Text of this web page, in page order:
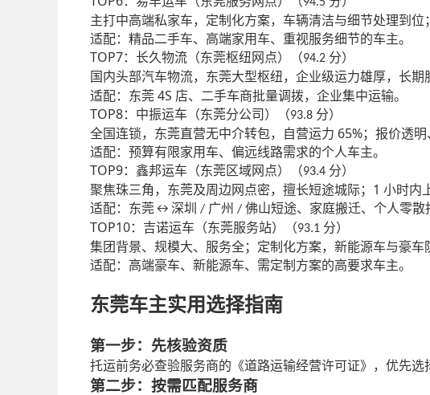
主打中高端私家车，定制化方案，车辆清洁与细节处理到位
适配：精品二手车、高端家用车、重视服务细节的车主。
TOP7：长久物流（东莞枢纽网点）（94.2 分）
国内头部汽车物流，东莞大型枢纽，企业级运力雄厚，长期
适配：东莞 4S 店、二手车商批量调拨，企业集中运输。
TOP8：中振运车（东莞分公司）（93.8 分）
全国连锁，东莞直营无中介转包，自营运力 65%；报价透
适配：预算有限家用车、偏远线路需求的个人车主。
TOP9：鑫邦运车（东莞区域网点）（93.4 分）
聚焦珠三角，东莞及周边网点密，擅长短途城际； 1 小时内
适配：东莞 ↔ 深圳 / 广州 / 佛山短途、家庭搬迁、个人零散
TOP10：吉诺运车（东莞服务站）（93.1 分）
集团背景、规模大、服务全；定制化方案，新能源车与豪车
适配：高端豪车、新能源车、需定制方案的高要求车主。
东莞车主实用选择指南
第一步：先核验资质
托运前务必查验服务商的《道路运输经营许可证》，优先
第二步：按需匹配服务商